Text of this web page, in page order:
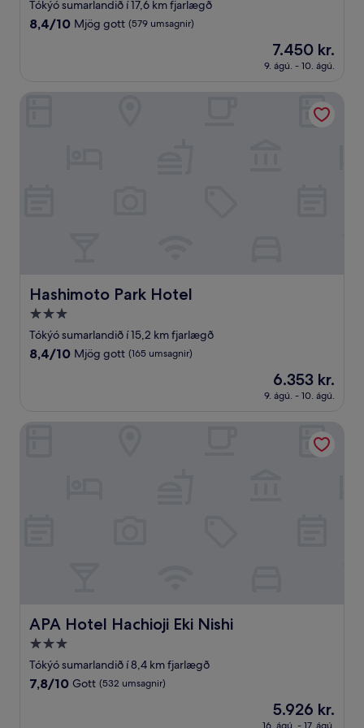
gististaður
Tókýó sumarlandið í 17,6 km fjarlægð
8.4
(579
8,4/10 Mjög gott (579 umsagnir)
Verðið
er
7.450 kr.
7.450 kr.
9. ágú. - 10. ágú.
Hashimoto Park Hotel
Hashimoto Park Hotel
3.0
stjörnu
gististaður
Tókýó sumarlandið í 15,2 km fjarlægð
8.4
(165
8,4/10 Mjög gott (165 umsagnir)
Verðið
er
6.353 kr.
6.353 kr.
9. ágú. - 10. ágú.
APA Hotel Hachioji Eki Nishi
APA Hotel Hachioji Eki Nishi
3.0
stjörnu
gististaður
Tókýó sumarlandið í 8,4 km fjarlægð
7.8
7,8/10 Gott (532 umsagnir)
Verðið
er
5.926 kr.